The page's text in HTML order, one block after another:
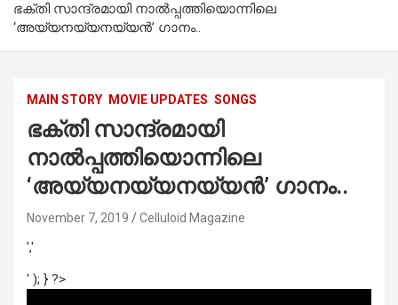
ഭക്തി സാന്ദ്രമായി നാൽപ്പത്തിയൊന്നിലെ
‘അയ്യനയ്യനയ്യൻ’ ഗാനം..
MAIN STORY MOVIE UPDATES SONGS
ഭക്തി സാന്ദ്രമായി
നാൽപ്പത്തിയൊന്നിലെ
‘അയ്യനയ്യനയ്യൻ’ ഗാനം..
November 7, 2019 Celluloid Magazine
','
' ); } ?>